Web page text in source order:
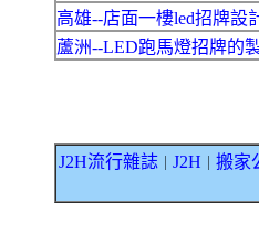
高雄--店面一樓led招牌設
蘆洲--LED跑馬燈招牌的
J2H流行雜誌 J2H 搬家